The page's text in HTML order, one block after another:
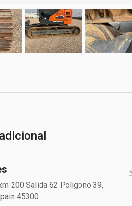
200 Salida 62 Poligono 39,
45300